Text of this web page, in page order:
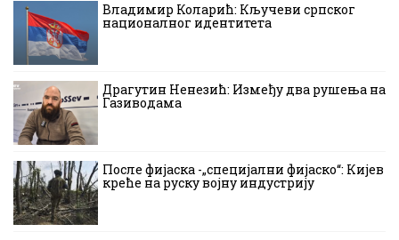
Владимир Коларић: Кључеви српског
националног идентитета
Драгутин Ненезић: Између два рушења на
Газиводама
После фијаска -„специјални фијаско“: Кијев
креће на руску војну индустрију